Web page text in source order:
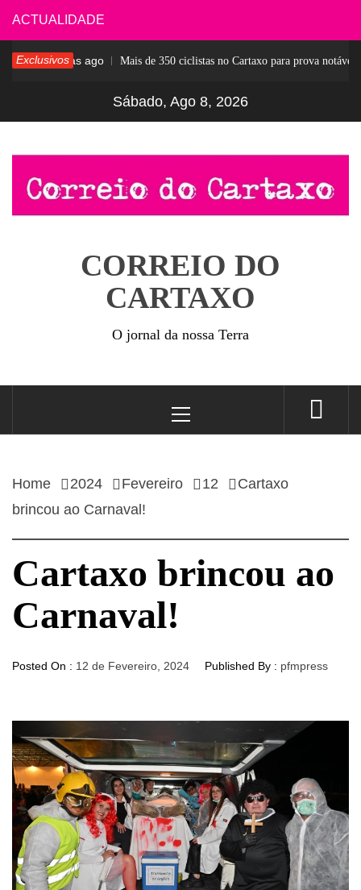
Skip
to
content
ACTUALIDADE
Exclusivos6 dias ago Mais de 350 ciclistas no Cartaxo para prova notável
Sábado, Ago 8, 2026
CORREIO DO
CARTAXO
O jornal da nossa Terra
Menu
Home 2024 Fevereiro 12
Cartaxo
brincou ao Carnaval!
Cartaxo brincou ao
Carnaval!
Posted On : 12 de Fevereiro, 2024 Published By : pfmpress